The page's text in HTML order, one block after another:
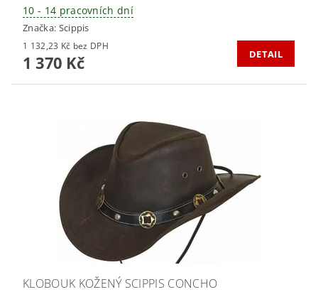
10 - 14 pracovních dní
Značka: Scippis
1 132,23 Kč bez DPH
1 370 Kč DETAIL
KLOBOUK KOŽENÝ SCIPPIS CONCHO